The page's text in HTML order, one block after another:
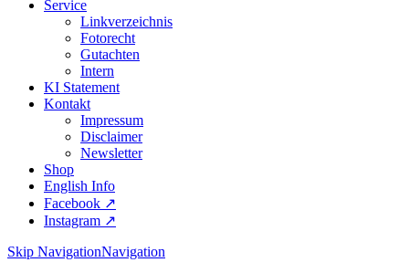
Service
Linkverzeichnis
Fotorecht
Gutachten
Intern
KI Statement
Kontakt
Impressum
Disclaimer
Newsletter
Shop
English Info
Facebook ↗︎
Instagram ↗︎
Skip NavigationNavigation